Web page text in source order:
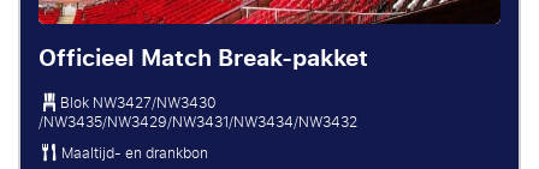
Officieel Match Break-pakket
BlokNW3427/NW3430
/NW3435/NW3429/NW3431/NW3434/NW3432
Maaltijd- en drankbon